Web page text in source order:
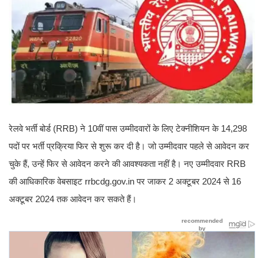
रेलवे भर्ती बोर्ड (RRB) ने 10वीं पास उम्मीदवारों के लिए टेक्नीशियन के 14,298
पदों पर भर्ती प्रक्रिया फिर से शुरू कर दी है। जो उम्मीदवार पहले से आवेदन कर
चुके हैं, उन्हें फिर से आवेदन करने की आवश्यकता नहीं है। नए उम्मीदवार RRB
की आधिकारिक वेबसाइट rrbcdg.gov.in पर जाकर 2 अक्टूबर 2024 से 16
अक्टूबर 2024 तक आवेदन कर सकते हैं।